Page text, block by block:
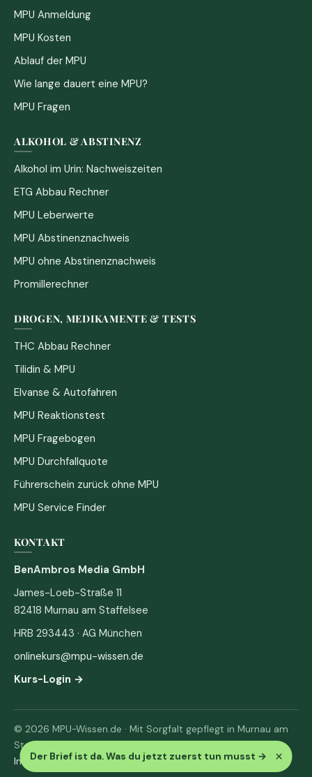
Der Brief ist da. Was du jetzt zuerst tun musst → ×
MPU Anmeldung
MPU Kosten
Ablauf der MPU
Wie lange dauert eine MPU?
MPU Fragen
ALKOHOL & ABSTINENZ
Alkohol im Urin: Nachweiszeiten
ETG Abbau Rechner
MPU Leberwerte
MPU Abstinenznachweis
MPU ohne Abstinenznachweis
Promillerechner
DROGEN, MEDIKAMENTE & TESTS
THC Abbau Rechner
Tilidin & MPU
Elvanse & Autofahren
MPU Reaktionstest
MPU Fragebogen
MPU Durchfallquote
Führerschein zurück ohne MPU
MPU Service Finder
KONTAKT
BenAmbros Media GmbH
James-Loeb-Straße 11
82418 Murnau am Staffelsee
HRB 293443 · AG München
onlinekurs@mpu-wissen.de
Kurs-Login →
© 2026 MPU-Wissen.de · Mit Sorgfalt gepflegt in Murnau am
Staffelsee
Impressum· Datenschutz & AGB